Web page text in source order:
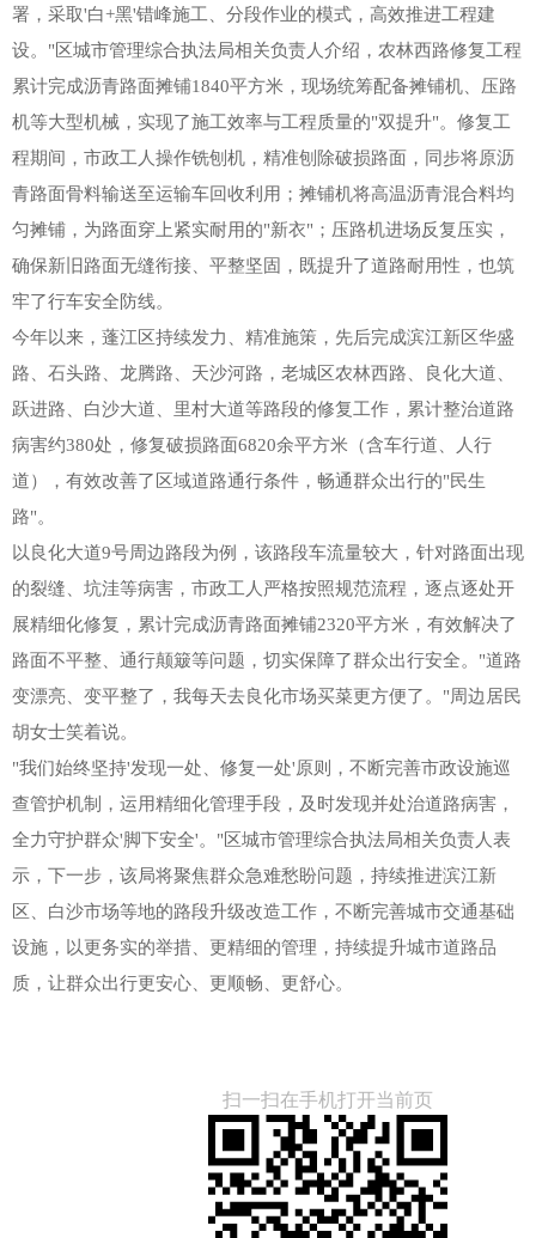
署，采取'白+黑'错峰施工、分段作业的模式，高效推进工程建
设。"区城市管理综合执法局相关负责人介绍，农林西路修复工程
累计完成沥青路面摊铺1840平方米，现场统筹配备摊铺机、压路
机等大型机械，实现了施工效率与工程质量的"双提升"。修复工
程期间，市政工人操作铣刨机，精准刨除破损路面，同步将原沥
青路面骨料输送至运输车回收利用；摊铺机将高温沥青混合料均
匀摊铺，为路面穿上紧实耐用的"新衣"；压路机进场反复压实，
确保新旧路面无缝衔接、平整坚固，既提升了道路耐用性，也筑
牢了行车安全防线。
今年以来，蓬江区持续发力、精准施策，先后完成滨江新区华盛
路、石头路、龙腾路、天沙河路，老城区农林西路、良化大道、
跃进路、白沙大道、里村大道等路段的修复工作，累计整治道路
病害约380处，修复破损路面6820余平方米（含车行道、人行
道），有效改善了区域道路通行条件，畅通群众出行的"民生
路"。
以良化大道9号周边路段为例，该路段车流量较大，针对路面出现
的裂缝、坑洼等病害，市政工人严格按照规范流程，逐点逐处开
展精细化修复，累计完成沥青路面摊铺2320平方米，有效解决了
路面不平整、通行颠簸等问题，切实保障了群众出行安全。"道路
变漂亮、变平整了，我每天去良化市场买菜更方便了。"周边居民
胡女士笑着说。
"我们始终坚持'发现一处、修复一处'原则，不断完善市政设施巡
查管护机制，运用精细化管理手段，及时发现并处治道路病害，
全力守护群众'脚下安全'。"区城市管理综合执法局相关负责人表
示，下一步，该局将聚焦群众急难愁盼问题，持续推进滨江新
区、白沙市场等地的路段升级改造工作，不断完善城市交通基础
设施，以更务实的举措、更精细的管理，持续提升城市道路品
质，让群众出行更安心、更顺畅、更舒心。
扫一扫在手机打开当前页